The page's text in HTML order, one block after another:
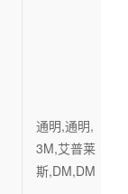
通明,通明,
3M,艾普莱
斯,DM,DM